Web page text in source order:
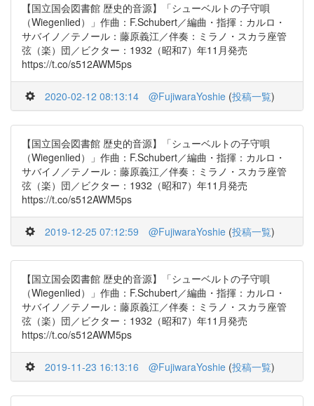
【国立国会図書館 歴史的音源】「シューベルトの子守唄
（Wiegenlied）」作曲：F.Schubert／編曲・指揮：カルロ・
サバイノ／テノール：藤原義江／伴奏：ミラノ・スカラ座管
弦（楽）団／ビクター：1932（昭和7）年11月発売
https://t.co/s512AWM5ps
2020-02-12 08:13:14 @FujiwaraYoshie (投稿一覧)
【国立国会図書館 歴史的音源】「シューベルトの子守唄
（Wiegenlied）」作曲：F.Schubert／編曲・指揮：カルロ・
サバイノ／テノール：藤原義江／伴奏：ミラノ・スカラ座管
弦（楽）団／ビクター：1932（昭和7）年11月発売
https://t.co/s512AWM5ps
2019-12-25 07:12:59 @FujiwaraYoshie (投稿一覧)
【国立国会図書館 歴史的音源】「シューベルトの子守唄
（Wiegenlied）」作曲：F.Schubert／編曲・指揮：カルロ・
サバイノ／テノール：藤原義江／伴奏：ミラノ・スカラ座管
弦（楽）団／ビクター：1932（昭和7）年11月発売
https://t.co/s512AWM5ps
2019-11-23 16:13:16 @FujiwaraYoshie (投稿一覧)